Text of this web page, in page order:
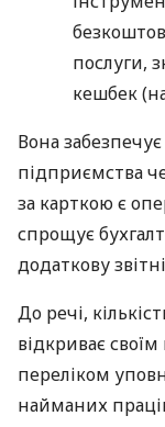
послуги,
кешбек
Вона
підприємства
за карткою є
спрощує
додаткову
До речі,
відкриває
переліком
найманих